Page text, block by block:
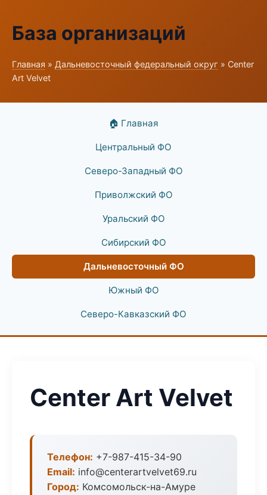
База организаций
Главная » Дальневосточный федеральный округ » Center
Art Velvet
🏠 Главная
Центральный ФО
Северо-Западный ФО
Приволжский ФО
Уральский ФО
Сибирский ФО
Дальневосточный ФО
Южный ФО
Северо-Кавказский ФО
Center Art Velvet
Телефон: +7-987-415-34-90
Email: info@centerartvelvet69.ru
Город: Комсомольск-на-Амуре